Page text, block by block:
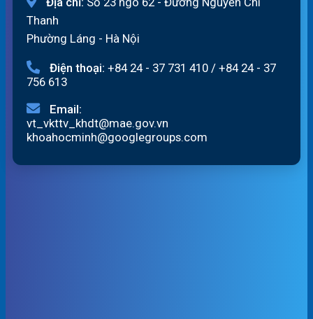
Thanh
Phường Láng - Hà Nội
Điện thoại: +84 24 - 37 731 410 / +84 24 - 37
756 613
Email:
vt_vkttv_khdt@mae.gov.vn
khoahocminh@googlegroups.com